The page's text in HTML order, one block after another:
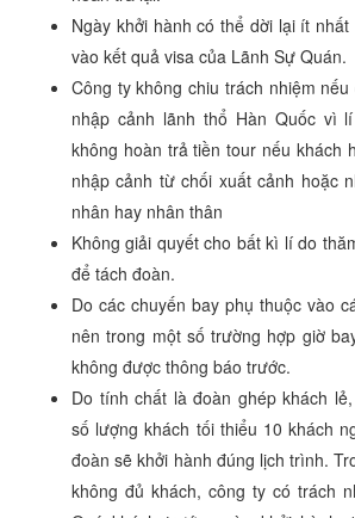
Ngày khởi hành có thể dời lại ít
vào kết quả visa của Lãnh Sự Quán.
Công ty không chiu trách nhiệm
nhập cảnh lãnh thổ Hàn Quốc vì
không hoàn trả tiền tour nếu khách
nhập cảnh từ chối xuất cảnh hoặc
nhân hay nhân thân
Không giải quyết cho bất kì lí do
để tách đoàn.
Do các chuyến bay phụ thuộc vào
nên trong một số trường hợp giờ
không được thông báo trước.
Do tính chất là đoàn ghép khách
số lượng khách tối thiểu 10 khách
đoàn sẽ khởi hành đúng lịch trình.
không đủ khách, công ty có trách